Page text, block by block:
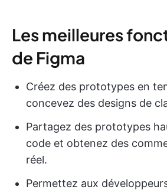
Les meilleures
de Figma
Créez des prototypes en
concevez des designs de
Partagez des prototypes
code et obtenez des
réel.
Permettez aux